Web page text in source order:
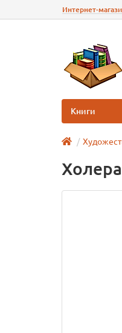
Интернет-
Книги
Холера